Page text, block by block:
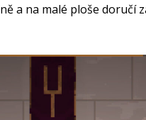
a na malé ploše doručí